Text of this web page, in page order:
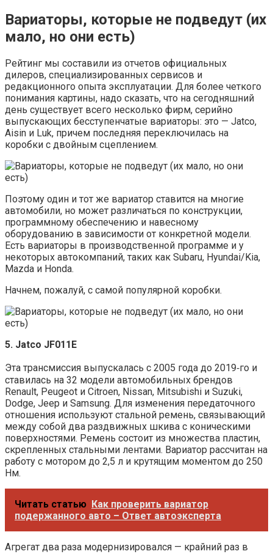
Вариаторы, которые не подведут (их
мало, но они есть)
Рейтинг мы составили из отчетов официальных
дилеров, специализированных сервисов и
редакционного опыта эксплуатации. Для более четкого
понимания картины, надо сказать, что на сегодняшний
день существует всего несколько фирм, серийно
выпускающих бесступенчатые вариаторы: это — Jatco,
Aisin и Luk, причем последняя переключилась на
коробки с двойным сцеплением.
Поэтому один и тот же вариатор ставится на многие
автомобили, но может различаться по конструкции,
программному обеспечению и навесному
оборудованию в зависимости от конкретной модели.
Есть вариаторы в производственной программе и у
некоторых автокомпаний, таких как Subaru, Hyundai/Kia,
Mazda и Honda.
Начнем, пожалуй, с самой популярной коробки.
5. Jatco JF011E
Эта трансмиссия выпускалась с 2005 года до 2019‑го и
ставилась на 32 модели автомобильных брендов
Renault, Peugeot и Citroen, Nissan, Mitsubishi и Suzuki,
Dodge, Jeep и Samsung. Для изменения передаточного
отношения используют стальной ремень, связывающий
между собой два раздвижных шкива с коническими
поверхностями. Ремень состоит из множества пластин,
скрепленных стальными лентами. Вариатор рассчитан на
работу с мотором до 2,5 л и крутящим моментом до 250
Нм.
Читать статью Как проверить вариатор
подержанного авто – Ответ автоэксперта
Агрегат два раза модернизировался — крайний раз в